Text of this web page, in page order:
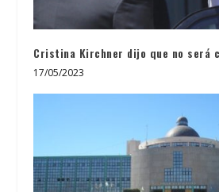
Cristina Kirchner dijo que no será
17/05/2023